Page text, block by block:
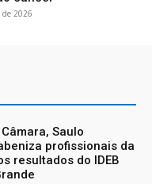
de 2026
Saulo
profissionais da
resultados do IDEB